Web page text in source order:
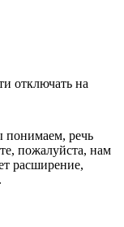
отключать на
понимаем, речь
пожалуйста, нам
расширение,